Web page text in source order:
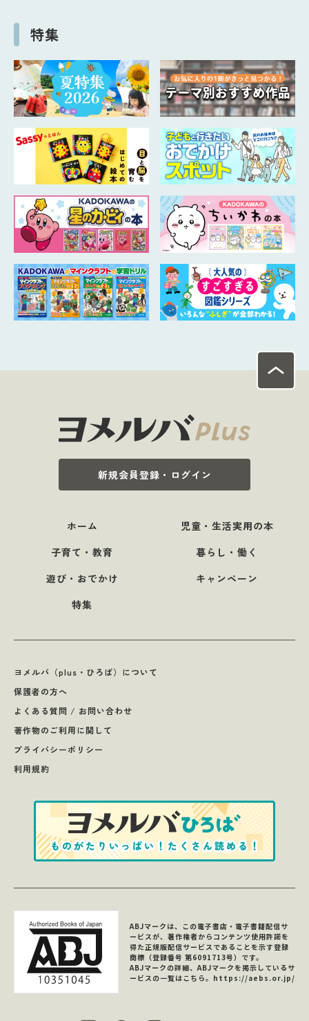
特集
新規会員登録・ログイン
ホーム
児童・生活実用の本
子育て・教育
暮らし・働く
遊び・おでかけ
キャンペーン
特集
ヨメルバ（plus・ひろば）について
保護者の方へ
よくある質問 / お問い合わせ
著作物のご利用に関して
プライバシーポリシー
利用規約
ABJマークは、この電子書店・電子書籍配信サ
ービスが、著作権者からコンテンツ使用許諾を
得た正規版配信サービスであることを示す登録
商標（登録番号 第6091713号）です。
ABJマークの詳細、ABJマークを掲示しているサ
ービスの一覧はこちら。 https://aebs.or.jp/